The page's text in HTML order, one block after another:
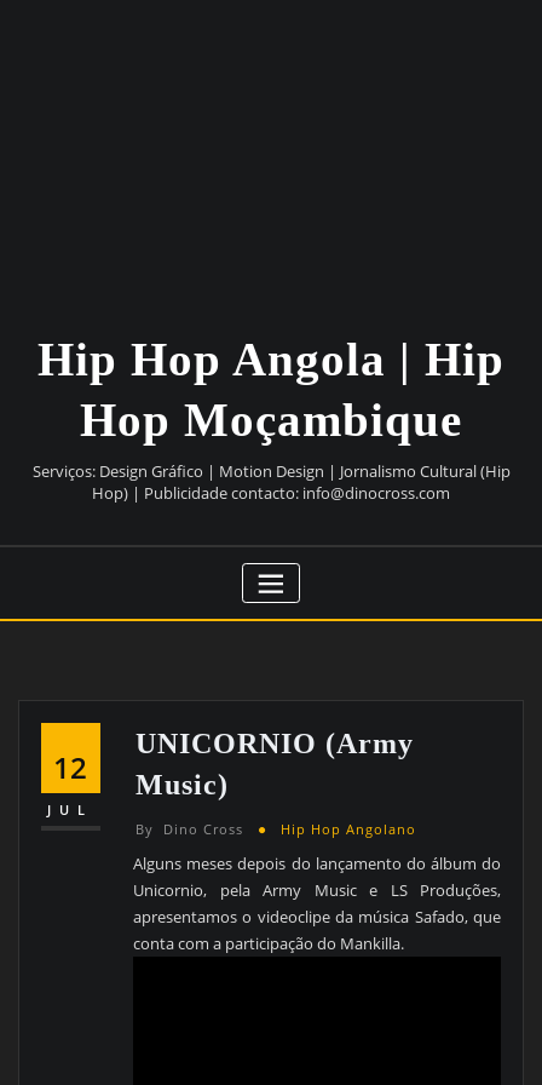
Hip Hop Angola | Hip
Hop Moçambique
Serviços: Design Gráfico | Motion Design | Jornalismo Cultural (Hip
Hop) | Publicidade contacto: info@dinocross.com
12
JUL
UNICORNIO (Army
Music)
By Dino Cross Hip Hop Angolano
Alguns meses depois do lançamento do álbum do
Unicornio, pela Army Music e LS Produções,
apresentamos o videoclipe da música Safado, que
conta com a participação do Mankilla.